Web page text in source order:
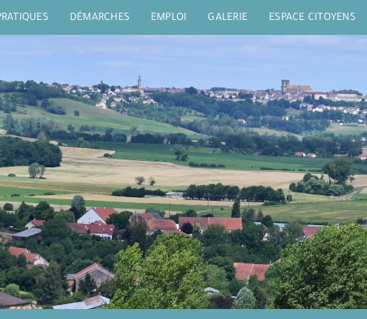
DÉMARCHES EMPLOI GALERIE ESPACE CITOYENS